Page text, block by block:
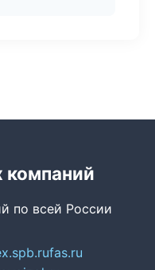
по всей России
fas.ru